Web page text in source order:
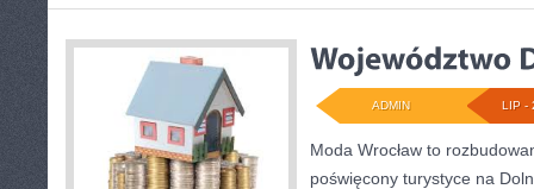
LIP -
ADMIN
Moda Wrocław to
poświęcony turystyce na